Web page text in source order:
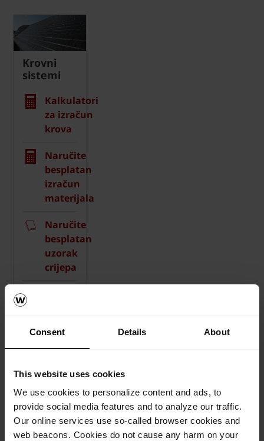
Consent Details About
This website uses cookies
We use cookies to personalize content and ads, to
provide social media features and to analyze our traffic.
Our online services use so-called browser cookies and
web beacons. Cookies do not cause any harm on your
Krovni
sistemi
Kalkulatori
za izračun
krova
Naručite
besplatan
izračun
materijala
Naručite
besplatan
uzorak
crijepa
Katalozi,
tehnička
dokumentacija